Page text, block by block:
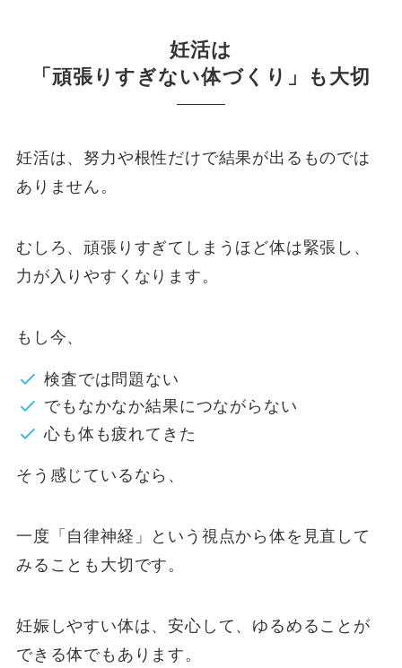
妊活は
「頑張りすぎない体づくり」も大切
妊活は、努力や根性だけで結果が出るものでは
ありません。
むしろ、頑張りすぎてしまうほど体は緊張し、
力が入りやすくなります。
もし今、
検査では問題ない
でもなかなか結果につながらない
心も体も疲れてきた
そう感じているなら、
一度「自律神経」という視点から体を見直して
みることも大切です。
妊娠しやすい体は、安心して、ゆるめることが
できる体でもあります。